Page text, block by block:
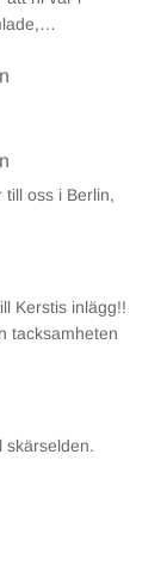
oss i Berlin,
Kerstis inlägg!!
tacksamheten
skärselden.